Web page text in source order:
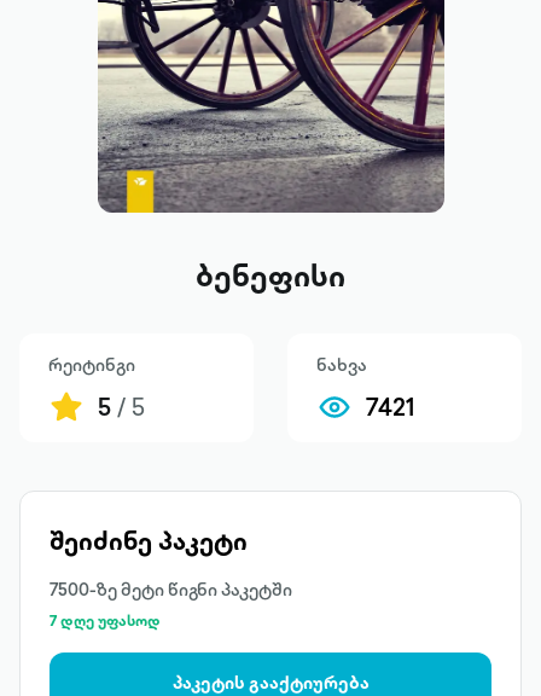
ბენეფისი
რეიტინგი
5/ 5
ნახვა
7421
შეიძინე პაკეტი
7500-ზე მეტი წიგნი პაკეტში
7 დღე უფასოდ
პაკეტის გააქტიურება